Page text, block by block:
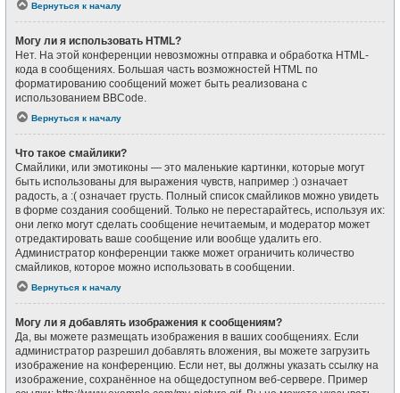
Вернуться к началу
Могу ли я использовать HTML?
Нет. На этой конференции невозможны отправка и обработка HTML-
кода в сообщениях. Большая часть возможностей HTML по
форматированию сообщений может быть реализована с
использованием BBCode.
Вернуться к началу
Что такое смайлики?
Смайлики, или эмотиконы — это маленькие картинки, которые могут
быть использованы для выражения чувств, например :) означает
радость, а :( означает грусть. Полный список смайликов можно увидеть
в форме создания сообщений. Только не перестарайтесь, используя их:
они легко могут сделать сообщение нечитаемым, и модератор может
отредактировать ваше сообщение или вообще удалить его.
Администратор конференции также может ограничить количество
смайликов, которое можно использовать в сообщении.
Вернуться к началу
Могу ли я добавлять изображения к сообщениям?
Да, вы можете размещать изображения в ваших сообщениях. Если
администратор разрешил добавлять вложения, вы можете загрузить
изображение на конференцию. Если нет, вы должны указать ссылку на
изображение, сохранённое на общедоступном веб-сервере. Пример